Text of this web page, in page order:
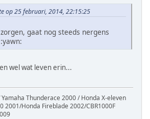
op 25 februari, 2014, 22:15:25
gaat nog steeds nergens
wel wat leven erin...
Thunderace 2000 / Honda X-eleven
2001/Honda Fireblade 2002/CBR1000F